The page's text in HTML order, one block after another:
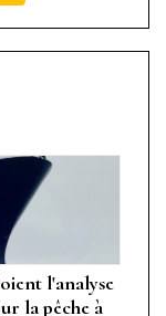
l'analyse
la pêche à